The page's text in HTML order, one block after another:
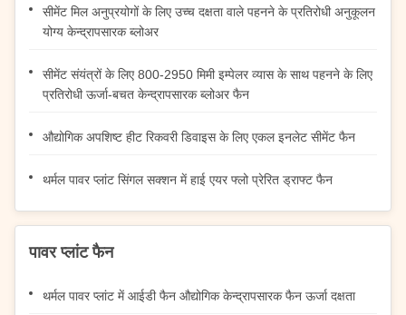
सीमेंट मिल अनुप्रयोगों के लिए उच्च दक्षता वाले पहनने के प्रतिरोधी अनुकूलन
योग्य केन्द्रापसारक ब्लोअर
सीमेंट संयंत्रों के लिए 800-2950 मिमी इम्पेलर व्यास के साथ पहनने के लिए
प्रतिरोधी ऊर्जा-बचत केन्द्रापसारक ब्लोअर फैन
औद्योगिक अपशिष्ट हीट रिकवरी डिवाइस के लिए एकल इनलेट सीमेंट फैन
थर्मल पावर प्लांट सिंगल सक्शन में हाई एयर फ्लो प्रेरित ड्राफ्ट फैन
पावर प्लांट फैन
थर्मल पावर प्लांट में आईडी फैन औद्योगिक केन्द्रापसारक फैन ऊर्जा दक्षता